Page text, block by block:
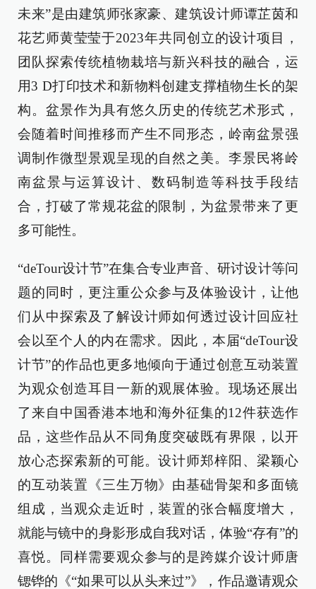
未来”是由建筑师张家豪、建筑设计师谭芷茵和
花艺师黄莹莹于2023年共同创立的设计项目，
团队探索传统植物栽培与新兴科技的融合，运
用3 D打印技术和新物料创建支撑植物生长的架
构。盆景作为具有悠久历史的传统艺术形式，
会随着时间推移而产生不同形态，岭南盆景强
调制作微型景观呈现的自然之美。李景民将岭
南盆景与运算设计、数码制造等科技手段结
合，打破了常规花盆的限制，为盆景带来了更
多可能性。
“deTour设计节”在集合专业声音、研讨设计等问
题的同时，更注重公众参与及体验设计，让他
们从中探索及了解设计师如何透过设计回应社
会以至个人的内在需求。因此，本届“deTour设
计节”的作品也更多地倾向于通过创意互动装置
为观众创造耳目一新的观展体验。现场还展出
了来自中国香港本地和海外征集的12件获选作
品，这些作品从不同角度突破既有界限，以开
放心态探索新的可能。设计师郑梓阳、梁颖心
的互动装置《三生万物》由基础骨架和多面镜
组成，当观众走近时，装置的张合幅度增大，
就能与镜中的身影形成自我对话，体验“存有”的
喜悦。同样需要观众参与的是跨媒介设计师唐
锶铧的《“如果可以从头来过”》，作品邀请观众